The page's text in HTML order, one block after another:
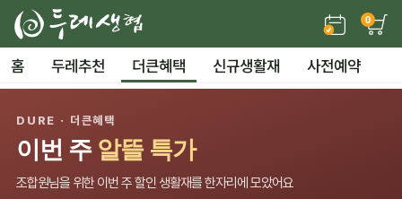
0
홈 두레추천 더큰혜택 신규생활재 사전예약
DURE · 더큰혜택
이번 주 알뜰 특가
조합원님을 위한 이번 주 할인 생활재를 한자리에 모았어요